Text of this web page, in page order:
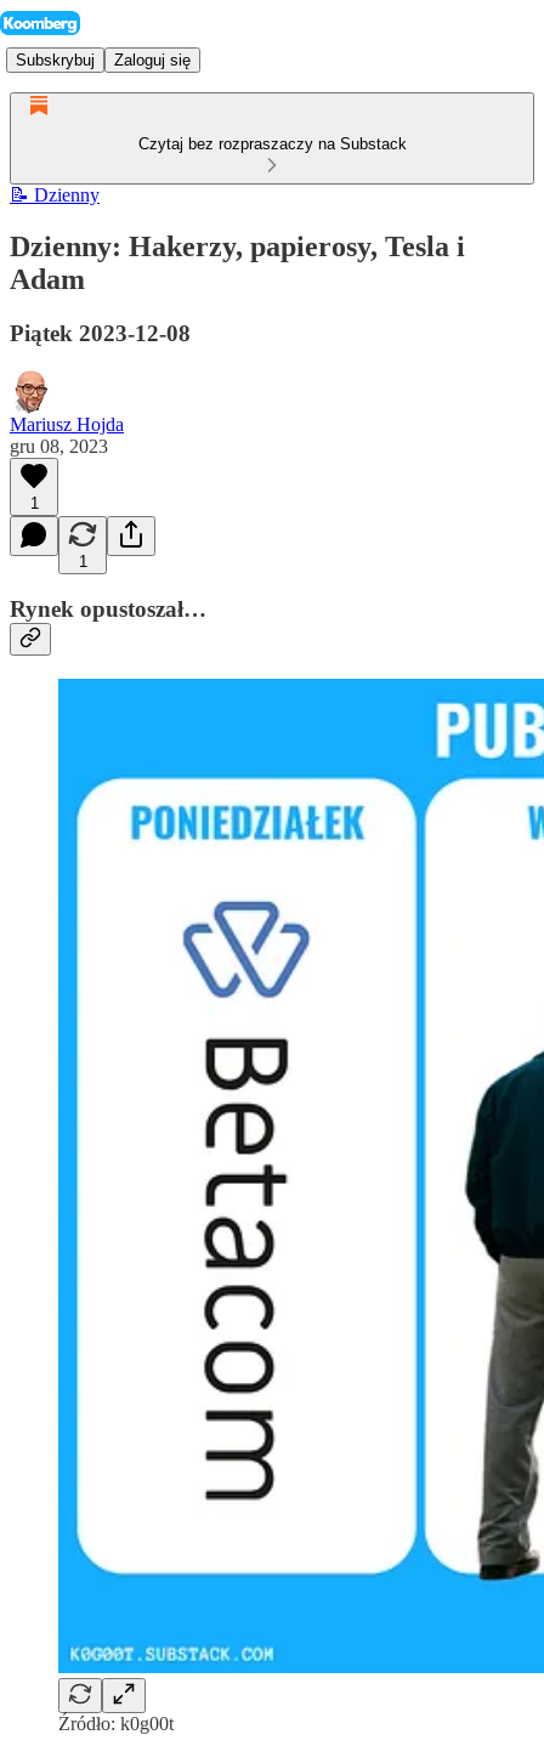
Subskrybuj Zaloguj się
Czytaj bez rozpraszaczy na Substack
📝 Dzienny
Dzienny: Hakerzy, papierosy, Tesla i
Adam
Piątek 2023-12-08
Mariusz Hojda
gru 08, 2023
1
1
Rynek opustoszał…
Źródło: k0g00t